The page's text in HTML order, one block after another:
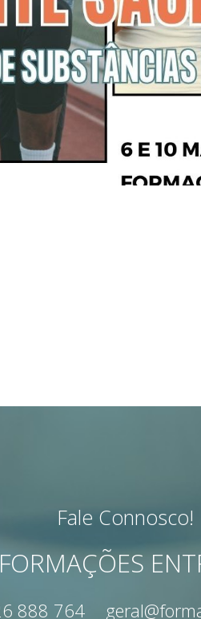
Fale Connosco!
888 764